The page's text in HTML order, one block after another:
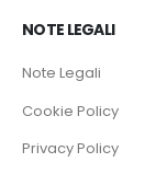
NOTE LEGALI
Note Legali
Cookie Policy
Privacy Policy